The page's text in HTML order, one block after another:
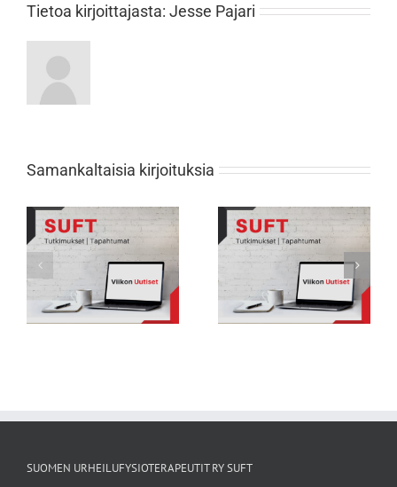
Tietoa kirjoittajasta: Jesse Pajari
Samankaltaisia kirjoituksia
Viikon Uutiset 232: Tarkkana selän
rasitusmurtumien kanssa
Viikon Uutiset 231: Nuorten
urheilijoiden biologisessa
kehityksessä suuria eroja
SUOMEN URHEILUFYSIOTERAPEUTIT RY SUFT